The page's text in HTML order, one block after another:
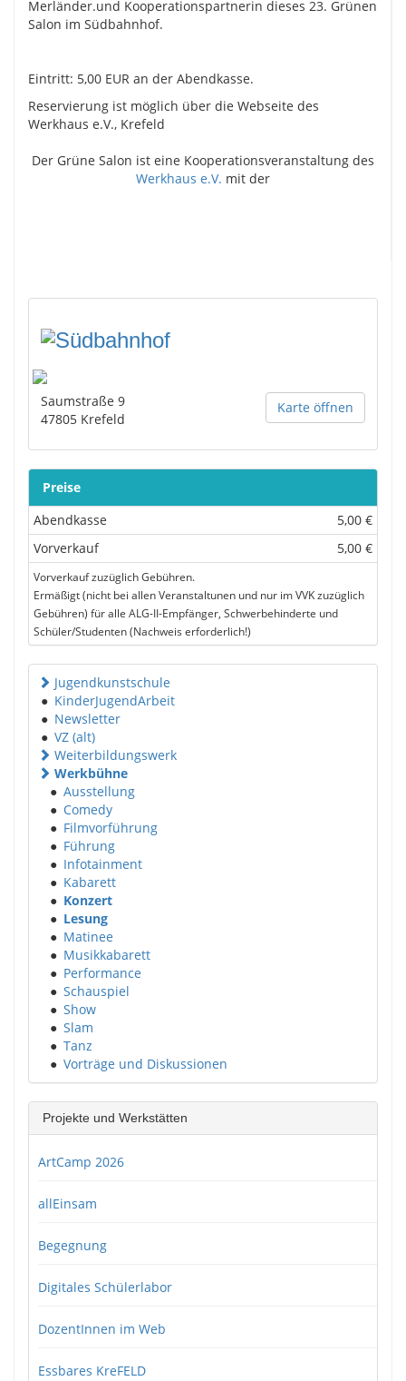
Merländer.und Kooperationspartnerin dieses 23. Grünen
Salon im Südbahnhof.
Eintritt: 5,00 EUR an der Abendkasse.
Reservierung ist möglich über die Webseite des
Werkhaus e.V., Krefeld
Der Grüne Salon ist eine Kooperationsveranstaltung des
Werkhaus e.V. mit der
Karte öffnen
Saumstraße 9
47805 Krefeld
Preise
Abendkasse
5,00 €
Vorverkauf
5,00 €
Vorverkauf zuzüglich Gebühren.
Ermäßigt (nicht bei allen Veranstaltunen und nur im VVK zuzüglich
Gebühren) für alle ALG-II-Empfänger, Schwerbehinderte und
Schüler/Studenten (Nachweis erforderlich!)
Jugendkunstschule
● KinderJugendArbeit
● Newsletter
● VZ (alt)
Weiterbildungswerk
Werkbühne
● Ausstellung
● Comedy
● Filmvorführung
● Führung
● Infotainment
● Kabarett
● Konzert
● Lesung
● Matinee
● Musikkabarett
● Performance
● Schauspiel
● Show
● Slam
● Tanz
● Vorträge und Diskussionen
Projekte und Werkstätten
ArtCamp 2026
allEinsam
Begegnung
Digitales Schülerlabor
DozentInnen im Web
Essbares KreFELD